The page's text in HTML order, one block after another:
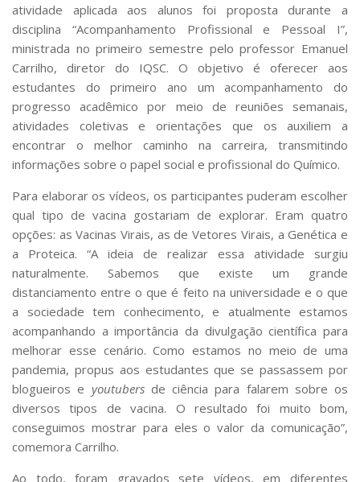
atividade aplicada aos alunos foi proposta durante a
disciplina “Acompanhamento Profissional e Pessoal I”,
ministrada no primeiro semestre pelo professor Emanuel
Carrilho, diretor do IQSC. O objetivo é oferecer aos
estudantes do primeiro ano um acompanhamento do
progresso acadêmico por meio de reuniões semanais,
atividades coletivas e orientações que os auxiliem a
encontrar o melhor caminho na carreira, transmitindo
informações sobre o papel social e profissional do Químico.
Para elaborar os vídeos, os participantes puderam escolher
qual tipo de vacina gostariam de explorar. Eram quatro
opções: as Vacinas Virais, as de Vetores Virais, a Genética e
a Proteica. “A ideia de realizar essa atividade surgiu
naturalmente. Sabemos que existe um grande
distanciamento entre o que é feito na universidade e o que
a sociedade tem conhecimento, e atualmente estamos
acompanhando a importância da divulgação científica para
melhorar esse cenário. Como estamos no meio de uma
pandemia, propus aos estudantes que se passassem por
blogueiros e youtubersde ciência para falarem sobre os
diversos tipos de vacina. O resultado foi muito bom,
conseguimos mostrar para eles o valor da comunicação”,
comemora Carrilho.
Ao todo, foram gravados sete vídeos, em diferentes